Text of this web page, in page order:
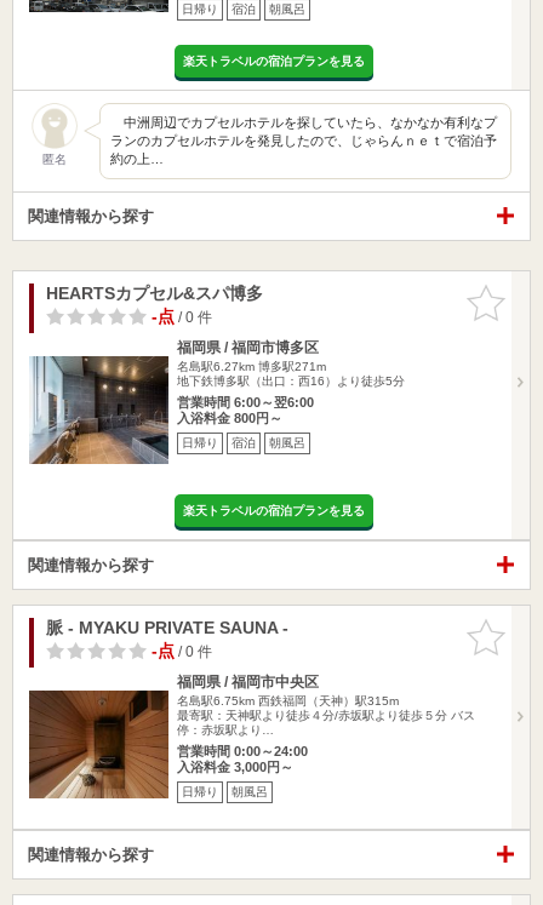
日帰り 宿泊 朝風呂
楽天トラベルの宿泊プランを見る
匿名
中洲周辺でカプセルホテルを探していたら、なかなか有利なプ
ランのカプセルホテルを発見したので、じゃらんｎｅｔで宿泊予
約の上…
関連情報から探す
お気に入
りに追加
HEARTSカプセル&スパ博多
-点/ 0 件
福岡県 / 福岡市博多区
名島駅6.27km 博多駅271m
地下鉄博多駅（出口：西16）より徒歩5分
営業時間 6:00～翌6:00
入浴料金 800円～
日帰り 宿泊 朝風呂
楽天トラベルの宿泊プランを見る
関連情報から探す
お気に入
りに追加
脈 - MYAKU PRIVATE SAUNA -
-点/ 0 件
福岡県 / 福岡市中央区
名島駅6.75km 西鉄福岡（天神）駅315m
最寄駅：天神駅より徒歩４分/赤坂駅より徒歩５分 バス
停：赤坂駅より…
営業時間 0:00～24:00
入浴料金 3,000円～
日帰り 朝風呂
関連情報から探す